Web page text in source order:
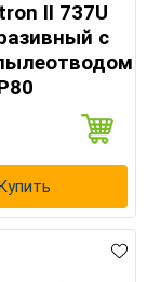
II 737U
c